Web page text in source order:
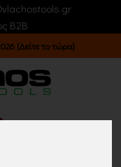
B2B
[Δείτε το τώρα]